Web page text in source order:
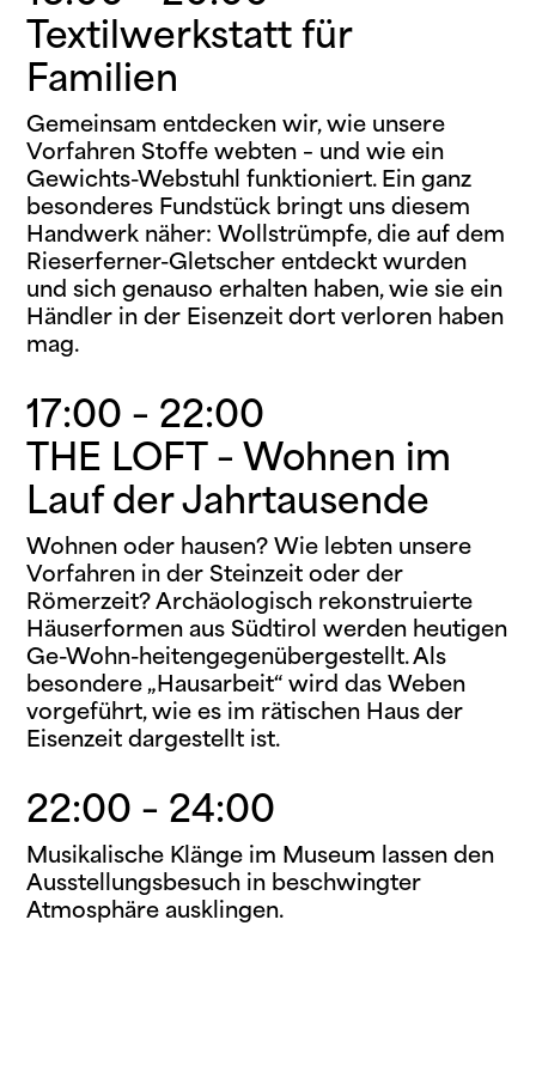
Textilwerkstatt für
Familien
Gemeinsam entdecken wir, wie unsere
Vorfahren Stoffe webten – und wie ein
Gewichts-Webstuhl funktioniert. Ein ganz
besonderes Fundstück bringt uns diesem
Handwerk näher: Wollstrümpfe, die auf dem
Rieserferner-Gletscher entdeckt wurden
und sich genauso erhalten haben, wie sie ein
Händler in der Eisenzeit dort verloren haben
mag.
17:00 – 22:00
THE LOFT – Wohnen im
Lauf der Jahrtausende
Wohnen oder hausen? Wie lebten unsere
Vorfahren in der Steinzeit oder der
Römerzeit? Archäologisch rekonstruierte
Häuserformen aus Südtirol werden heutigen
Ge-Wohn-heitengegenübergestellt. Als
besondere „Hausarbeit“ wird das Weben
vorgeführt, wie es im rätischen Haus der
Eisenzeit dargestellt ist.
22:00 – 24:00
Musikalische Klänge im Museum lassen den
Ausstellungsbesuch in beschwingter
Atmosphäre ausklingen.